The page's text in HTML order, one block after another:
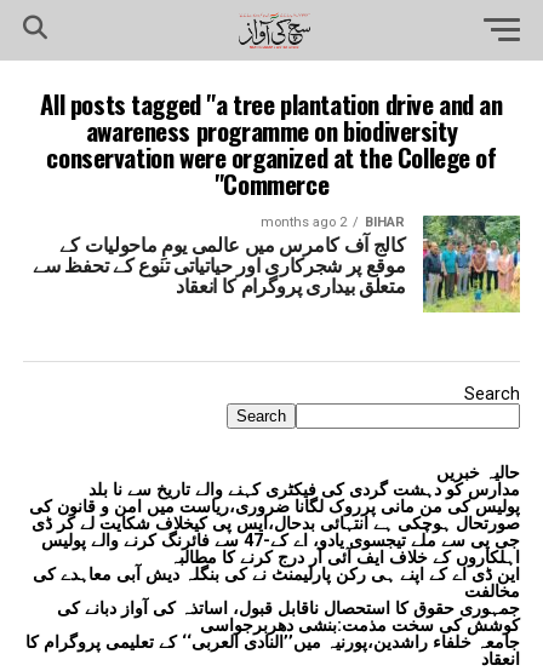
All posts tagged "a tree plantation drive and an
awareness programme on biodiversity
conservation were organized at the College of
Commerce"
BIHAR
2 months ago
کالج آف کامرس میں عالمی یومِ ماحولیات کے
موقع پر شجرکاری اور حیاتیاتی تنوع کے تحفظ سے
متعلق بیداری پروگرام کا انعقاد
Search
Search
حالیہ خبریں
مدارس کو دہشت گردی کی فیکٹری کہنے والے تاریخ سے نا بلد
پولیس کی من مانی پرروک لگانا ضروری،ریاست میں امن و قانون کی
صورتحال ہوچکی ہے انتہائی بدحال،ایس پی کیخلاف شکایت لے کر ڈی
جی پی سے ملے تیجسوی یادو، اے کے-47 سے فائرنگ کرنے والے پولیس
اہلکاروں کے خلاف ایف آئی آر درج کرنے کا مطالبہ
این ڈی اے کے اپنے ہی رکن پارلیمنٹ نے کی بنگلہ دیش آبی معاہدے کی
مخالفت
جمہوری حقوق کا استحصال ناقابل قبول، اساتذہ کی آواز دبانے کی
کوشش کی سخت مذمت:بنشی دھربرجواسی
جامعہ خلفاء راشدین،پورنیہ میں’’النادی العربی‘‘ کے تعلیمی پروگرام کا
انعقاد